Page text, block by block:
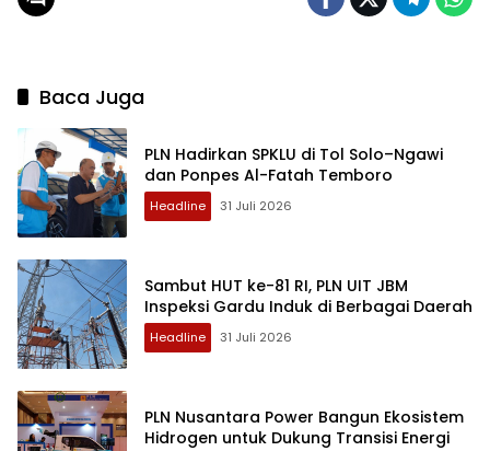
Baca Juga
PLN Hadirkan SPKLU di Tol Solo–Ngawi
dan Ponpes Al-Fatah Temboro
Headline 31 Juli 2026
Sambut HUT ke-81 RI, PLN UIT JBM
Inspeksi Gardu Induk di Berbagai Daerah
Headline 31 Juli 2026
PLN Nusantara Power Bangun Ekosistem
Hidrogen untuk Dukung Transisi Energi